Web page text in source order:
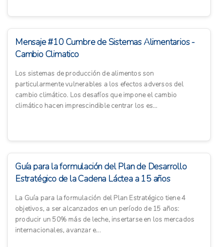
Mensaje #10 Cumbre de Sistemas Alimentarios -
Cambio Climatico
Los sistemas de producción de alimentos son
particularmente vulnerables a los efectos adversos del
cambio climático. Los desafíos que impone el cambio
climático hacen imprescindible centrar los es...
Guía para la formulación del Plan de Desarrollo
Estratégico de la Cadena Láctea a 15 años
La Guía para la formulación del Plan Estratégico tiene 4
objetivos, a ser alcanzados en un período de 15 años:
producir un 50% más de leche, insertarse en los mercados
internacionales, avanzar e...